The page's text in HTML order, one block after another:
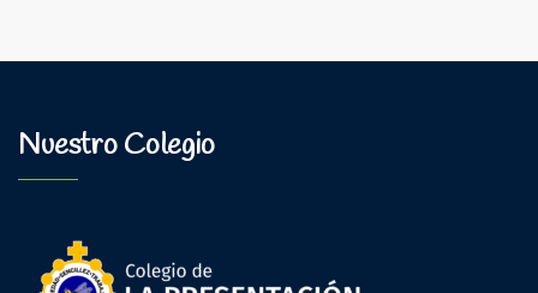
Nuestro Colegio